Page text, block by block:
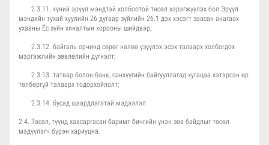
2.3.11. хүний эрүүл мэндтэй холбоотой төсөл хэрэгжүүлэх бол Эрүүл
мэндийн тухай хуулийн 26 дугаар зүйлийн 26.1 дэх хэсэгт заасан анагаах
ухааны Ёс зүйн хяналтын хорооны шийдвэр;
2.3.12. байгаль орчинд сөрөг нөлөө үзүүлэх эсэх талаарх холбогдох
мэргэжлийн зөвлөлийн дүгнэлт;
2.3.13. татвар болон банк, санхүүгийн байгууллагад хугацаа хэтэрсэн өр
төлбөргүй талаарх тодорхойлолт;
2.3.14. бусад шаардлагатай мэдээлэл.
2.4. Төсөл, түүнд хавсаргасан баримт бичгийн үнэн зөв байдлыг төсөл
мэдүүлэгч бүрэн хариуцна.